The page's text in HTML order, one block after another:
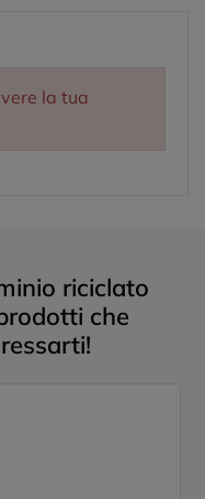
la tua
riciclato
che